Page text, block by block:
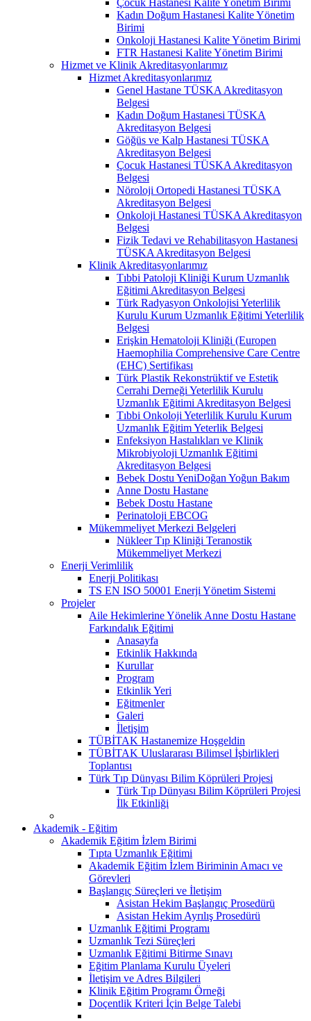
Kadın Doğum Hastanesi Kalite Yönetim
Birimi
Onkoloji Hastanesi Kalite Yönetim Birimi
FTR Hastanesi Kalite Yönetim Birimi
Hizmet ve Klinik Akreditasyonlarımız
Hizmet Akreditasyonlarımız
Genel Hastane TÜSKA Akreditasyon
Belgesi
Kadın Doğum Hastanesi TÜSKA
Akreditasyon Belgesi
Göğüs ve Kalp Hastanesi TÜSKA
Akreditasyon Belgesi
Çocuk Hastanesi TÜSKA Akreditasyon
Belgesi
Nöroloji Ortopedi Hastanesi TÜSKA
Akreditasyon Belgesi
Onkoloji Hastanesi TÜSKA Akreditasyon
Belgesi
Fizik Tedavi ve Rehabilitasyon Hastanesi
TÜSKA Akreditasyon Belgesi
Klinik Akreditasyonlarımız
Tıbbi Patoloji Kliniği Kurum Uzmanlık
Eğitimi Akreditasyon Belgesi
Türk Radyasyon Onkolojisi Yeterlilik
Kurulu Kurum Uzmanlık Eğitimi Yeterlilik
Belgesi
Erişkin Hematoloji Kliniği (Europen
Haemophilia Comprehensive Care Centre
(EHC) Sertifikası
Türk Plastik Rekonstrüktif ve Estetik
Cerrahi Derneği Yeterlilik Kurulu
Uzmanlık Eğitimi Akreditasyon Belgesi
Tıbbi Onkoloji Yeterlilik Kurulu Kurum
Uzmanlık Eğitim Yeterlik Belgesi
Enfeksiyon Hastalıkları ve Klinik
Mikrobiyoloji Uzmanlık Eğitimi
Akreditasyon Belgesi
Bebek Dostu YeniDoğan Yoğun Bakım
Anne Dostu Hastane
Bebek Dostu Hastane
Perinatoloji EBCOG
Mükemmeliyet Merkezi Belgeleri
Nükleer Tıp Kliniği Teranostik
Mükemmeliyet Merkezi
Enerji Verimlilik
Enerji Politikası
TS EN ISO 50001 Enerji Yönetim Sistemi
Projeler
Aile Hekimlerine Yönelik Anne Dostu Hastane
Farkındalık Eğitimi
Anasayfa
Etkinlik Hakkında
Kurullar
Program
Etkinlik Yeri
Eğitmenler
Galeri
İletişim
TÜBİTAK Hastanemize Hoşgeldin
TÜBİTAK Uluslararası Bilimsel İşbirlikleri
Toplantısı
Türk Tıp Dünyası Bilim Köprüleri Projesi
Türk Tıp Dünyası Bilim Köprüleri Projesi
İlk Etkinliği
Akademik - Eğitim
Akademik Eğitim İzlem Birimi
Tıpta Uzmanlık Eğitimi
Akademik Eğitim İzlem Biriminin Amacı ve
Görevleri
Başlangıç Süreçleri ve İletişim
Asistan Hekim Başlangıç Prosedürü
Asistan Hekim Ayrılış Prosedürü
Uzmanlık Eğitimi Programı
Uzmanlık Tezi Süreçleri
Uzmanlık Eğitimi Bitirme Sınavı
Eğitim Planlama Kurulu Üyeleri
İletişim ve Adres Bilgileri
Klinik Eğitim Programı Örneği
Doçentlik Kriteri İçin Belge Talebi